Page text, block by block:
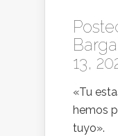
13,
«Tu
hemos
tuyo».